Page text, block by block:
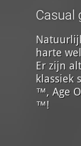
Casual
harte
Er zijn
klassiek
™, Age
™!